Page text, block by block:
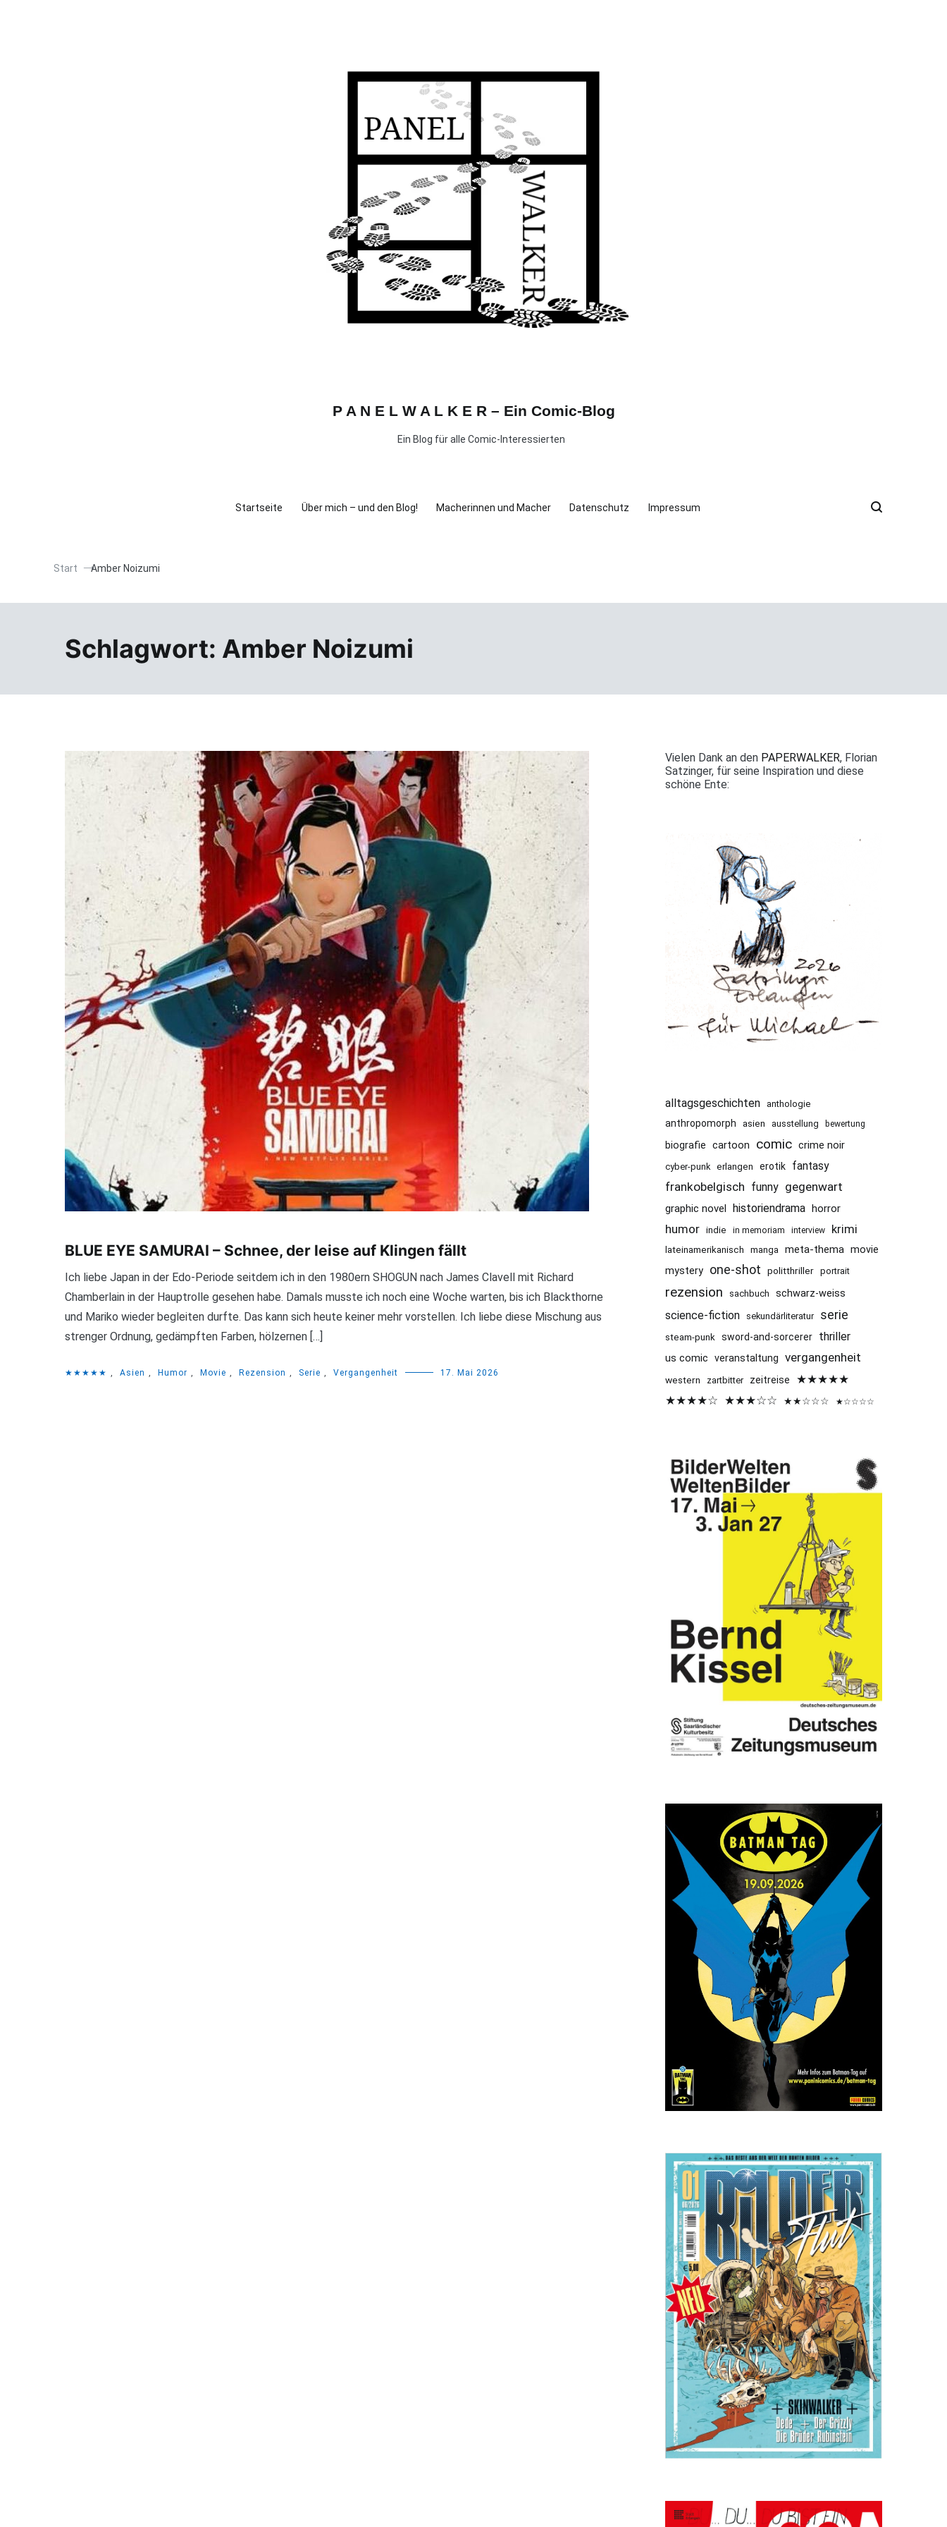
P A N E L W A L K E R – Ein Comic-Blog
Ein Blog für alle Comic-Interessierten
Startseite Über mich – und den Blog! Macherinnen und Macher Datenschutz Impressum
Start Amber Noizumi
Schlagwort: Amber Noizumi
BLUE EYE SAMURAI – Schnee, der leise auf Klingen fällt
Ich liebe Japan in der Edo-Periode seitdem ich in den 1980ern SHOGUN nach James Clavell mit Richard
Chamberlain in der Hauptrolle gesehen habe. Damals musste ich noch eine Woche warten, bis ich Blackthorne
und Mariko wieder begleiten durfte. Das kann sich heute keiner mehr vorstellen. Ich liebe diese Mischung aus
strenger Ordnung, gedämpften Farben, hölzernen […]
★★★★★ , Asien , Humor , Movie , Rezension , Serie , Vergangenheit 17. Mai 2026
Vielen Dank an den PAPERWALKER, Florian
Satzinger, für seine Inspiration und diese
schöne Ente:
alltagsgeschichten anthologie
anthropomorph asien ausstellung bewertung
biografie cartoon comic crime noir
cyber-punk erlangen erotik fantasy
frankobelgisch funny gegenwart
graphic novel historiendrama horror
humor indie in memoriam interview krimi
lateinamerikanisch manga meta-thema movie
mystery one-shot politthriller portrait
rezension sachbuch schwarz-weiss
science-fiction sekundärliteratur serie
steam-punk sword-and-sorcerer thriller
us comic veranstaltung vergangenheit
western zartbitter zeitreise
★★★★★
★★★★☆ ★★★☆☆ ★★☆☆☆ ★☆☆☆☆